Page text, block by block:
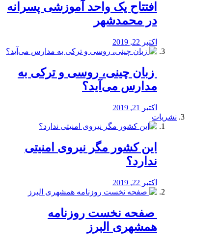
افتتاح یک واحد آموزشی پسرانه
در محمدشهر
اکتبر 22, 2019
️ زبان چینی، روسی و ترکی به
مدارس می‌آید؟
اکتبر 21, 2019
نشریات
این کشور مگر نیروی امنیتی
ندارد؟
اکتبر 22, 2019
️ صفحه نخست روزنامه‌
همشهری البرز